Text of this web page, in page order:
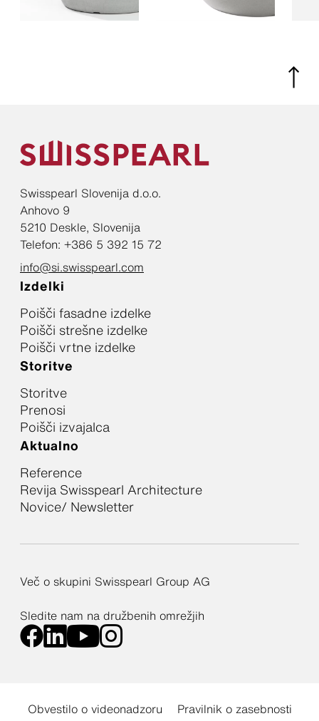
Swisspearl Slovenija d.o.o.
Anhovo 9
5210 Deskle, Slovenija
Telefon: +386 5 392 15 72
info@si.swisspearl.com
Izdelki
Poišči fasadne izdelke
Poišči strešne izdelke
Poišči vrtne izdelke
Storitve
Storitve
Prenosi
Poišči izvajalca
Aktualno
Reference
Revija Swisspearl Architecture
Novice/ Newsletter
Več o skupini Swisspearl Group AG
Sledite nam na družbenih omrežjih
Obvestilo o videonadzoru
Pravilnik o zasebnosti